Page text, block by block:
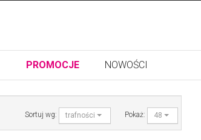
PROMOCJE NOWOŚCI
Sortuj wg: trafności Pokaż: 48